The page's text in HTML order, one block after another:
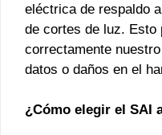
eléctrica de respaldo
de cortes de luz. Esto
correctamente
datos o daños en el
¿Cómo elegir el SAI